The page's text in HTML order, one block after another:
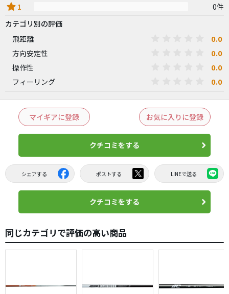
star 1
0件
カテゴリ別の評価
飛距離
0.0
方向安定性 0.0
操作性 0.0
フィーリング 0.0
マイギアに登録 お気に入りに登録
クチコミをする
シェアする ポストする LINEで送る
クチコミをする
同じカテゴリで評価の高い商品